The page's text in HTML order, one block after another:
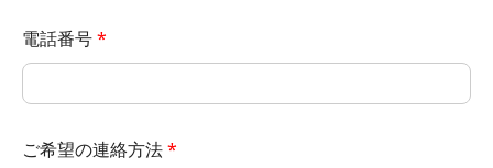
電話番号
ご希望の連絡方法